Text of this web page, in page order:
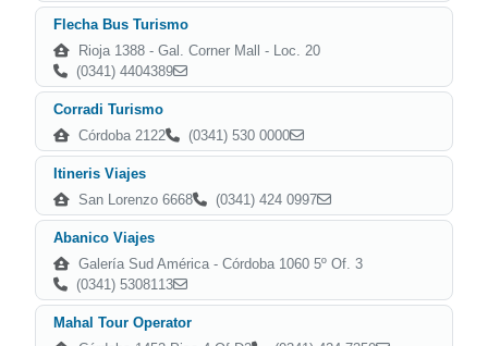
Flecha Bus Turismo
Rioja 1388 - Gal. Corner Mall - Loc. 20
(0341) 4404389
Corradi Turismo
Córdoba 2122
(0341) 530 0000
Itineris Viajes
San Lorenzo 6668
(0341) 424 0997
Abanico Viajes
Galería Sud América - Córdoba 1060 5º Of. 3
(0341) 5308113
Mahal Tour Operator